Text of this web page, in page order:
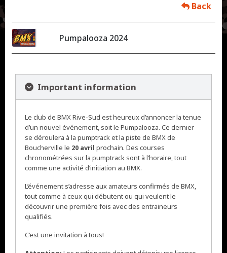
Back
Pumpalooza 2024
Important information
Le club de BMX Rive-Sud est heureux d’annoncer la tenue
d’un nouvel événement, soit le Pumpalooza. Ce dernier
se déroulera à la pumptrack et la piste de BMX de
Boucherville le 20 avril prochain. Des courses
chronométrées sur la pumptrack sont à l’horaire, tout
comme une activité d’initiation au BMX.
L’événement s’adresse aux amateurs confirmés de BMX,
tout comme à ceux qui débutent ou qui veulent le
découvrir une première fois avec des entraineurs
qualifiés.
C’est une invitation à tous!